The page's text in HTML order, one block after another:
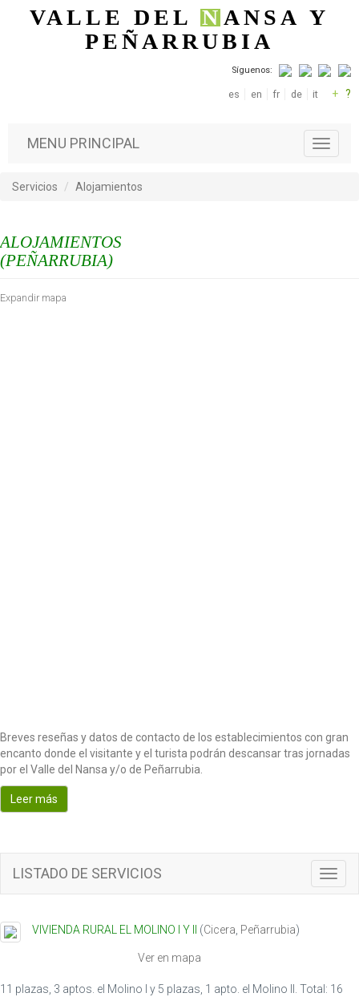
Pasar al contenido principal
VALLE DELNANSA Y
PEÑARRUBIA
Síguenos:
es en fr de it + ?
T
o
MENU PRINCIPAL
Servicios Alojamientos
ALOJAMIENTOS
(PEÑARRUBIA)
Expandir mapa
Breves reseñas y datos de contacto de los establecimientos con gran
encanto donde el visitante y el turista podrán descansar tras jornadas
por el Valle del Nansa y/o de Peñarrubia.
Leer más
T
o
a
LISTADO DE SERVICIOS
VIVIENDA RURAL EL MOLINO I Y II (Cicera Peñarrubia)
Ver en mapa
11 plazas, 3 aptos. el Molino I y 5 plazas, 1 apto. el Molino II. Total: 16